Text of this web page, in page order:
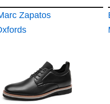
Zapatos